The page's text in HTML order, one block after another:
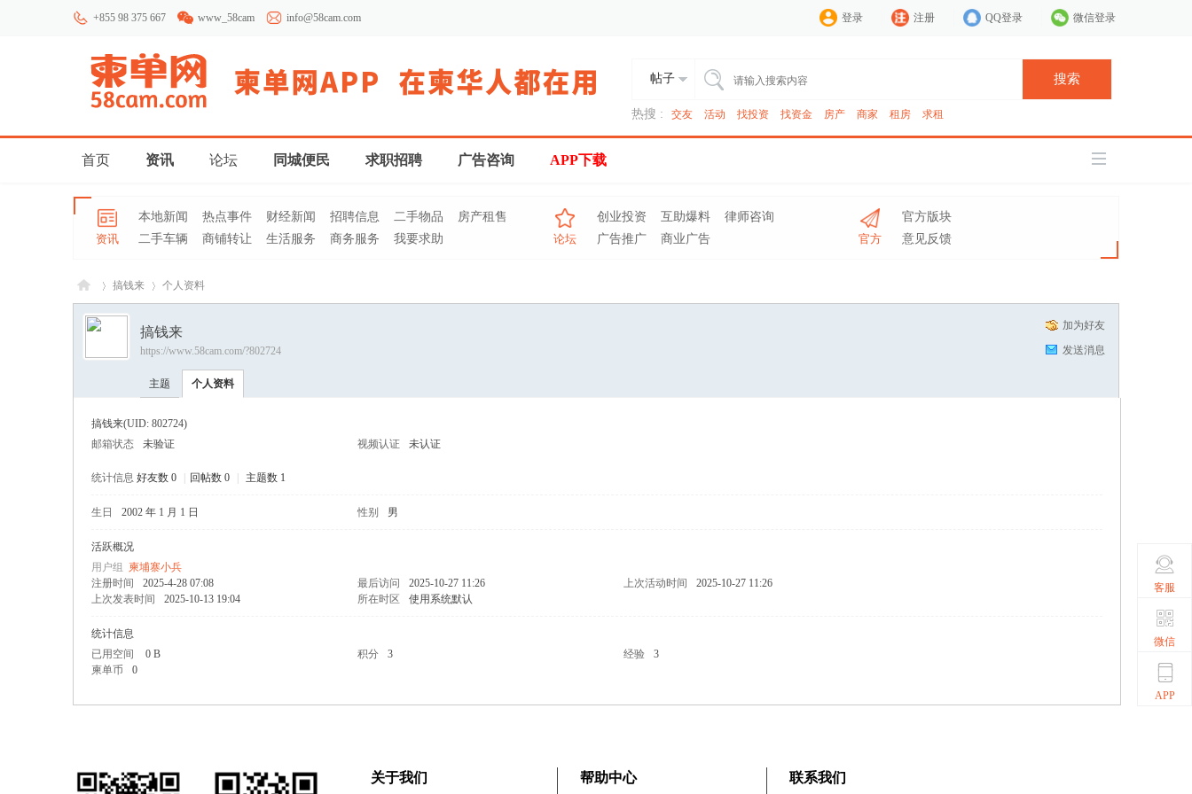
+855 98 375 667 www_58cam info@58cam.com 登录 注册 QQ登录 微信登录
帖子 搜索
热搜 : 交友 活动 找投资 找资金 房产 商家 租房 求租
首页 资讯 论坛 同城便民 求职招聘 广告咨询 APP下载
资讯
本地新闻 热点事件 财经新闻 招聘信息 二手物品
房产租售
二手车辆
商铺转让 生活服务 商务服务 我要求助 论坛
创业投资 互助爆料
律师咨询
广告推广
商业广告 官方
官方版块
意见反馈
柬埔
寨柬
›
搞钱来 个人资料
加为好友
发送消息
搞钱来
https://www.58cam.com/?802724
主题 个人资料
搞钱来(UID: 802724)
邮箱状态
未验证 视频认证 未认证
统计信息 好友数 0 回帖数 0 主题数 1
生日 2002 年 1 月 1 日 性别 男
活跃概况
用户组 柬埔寨小兵
注册时间
2025-4-28 07:08 最后访问 2025-10-27 11:26 上次活动时间
2025-10-27 11:26
上次发表时间
2025-10-13 19:04 所在时区 使用系统默认
统计信息
已用空间
0 B 积分 3 经验
3
柬单币
0
关于我们 帮助中心 联系我们
客服
微信
APP